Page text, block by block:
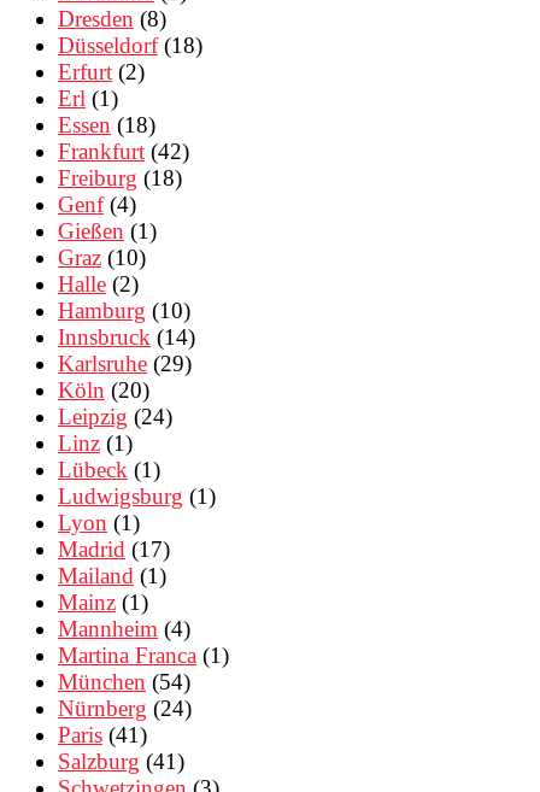
Dresden (8)
Düsseldorf(18)
Erfurt (2)
Erl (1)
Essen (18)
Frankfurt (42)
Freiburg (18)
Genf(4)
Gießen (1)
Graz (10)
Halle (2)
Hamburg (10)
Innsbruck (14)
Karlsruhe (29)
Köln (20)
Leipzig (24)
Linz (1)
Lübeck (1)
Ludwigsburg (1)
Lyon (1)
Madrid (17)
Mailand (1)
Mainz (1)
Mannheim (4)
Martina Franca (1)
München (54)
Nürnberg (24)
Paris (41)
Salzburg (41)